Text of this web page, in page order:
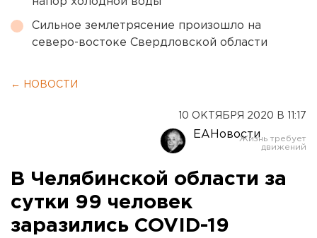
Сильное землетрясение произошло на
северо-востоке Свердловской области
← НОВОСТИ
10 ОКТЯБРЯ 2020 В 11:17
ЕАНовости
В Челябинской области за
сутки 99 человек
заразились COVID-19